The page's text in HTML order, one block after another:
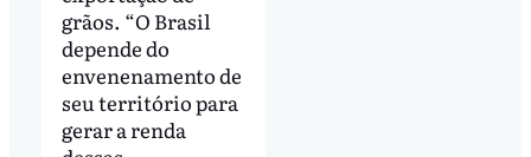
grãos. “O Brasil
depende do
envenenamento de
seu território para
gerar a renda